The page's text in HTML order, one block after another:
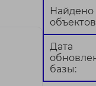
Найдено
Дата
базы: